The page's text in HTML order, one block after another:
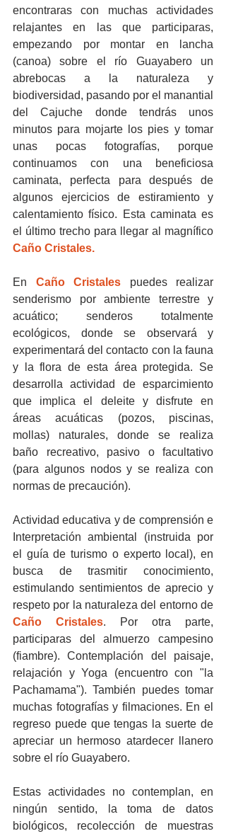
encontraras con muchas actividades
relajantes en las que participaras,
empezando por montar en lancha
(canoa) sobre el río Guayabero un
abrebocas a la naturaleza y
biodiversidad, pasando por el manantial
del Cajuche donde tendrás unos
minutos para mojarte los pies y tomar
unas pocas fotografías, porque
continuamos con una beneficiosa
caminata, perfecta para después de
algunos ejercicios de estiramiento y
calentamiento físico. Esta caminata es
Caño Cristales.
En Caño Cristales puedes realizar
senderismo por ambiente terrestre y
acuático; senderos totalmente
ecológicos, donde se observará y
experimentará del contacto con la fauna
y la flora de esta área protegida. Se
desarrolla actividad de esparcimiento
que implica el deleite y disfrute en
áreas acuáticas (pozos, piscinas,
mollas) naturales, donde se realiza
baño recreativo, pasivo o facultativo
(para algunos nodos y se realiza con
normas de precaución).
Actividad educativa y de comprensión e
Interpretación ambiental (instruida por
el guía de turismo o experto local), en
busca de trasmitir conocimiento,
estimulando sentimientos de aprecio y
Caño Cristales. Por otra parte,
participaras del almuerzo campesino
(fiambre). Contemplación del paisaje,
relajación y Yoga (encuentro con "la
Pachamama"). También puedes tomar
muchas fotografías y filmaciones. En el
regreso puede que tengas la suerte de
apreciar un hermoso atardecer llanero
sobre el río Guayabero.
Estas actividades no contemplan, en
ningún sentido, la toma de datos
biológicos, recolección de muestras